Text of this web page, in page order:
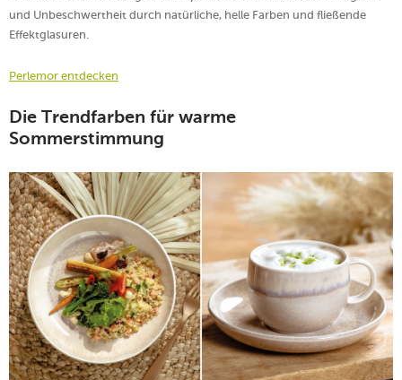
und Unbeschwertheit durch natürliche, helle Farben und fließende
Effektglasuren.
Perlemor entdecken
Die Trendfarben für warme
Sommerstimmung